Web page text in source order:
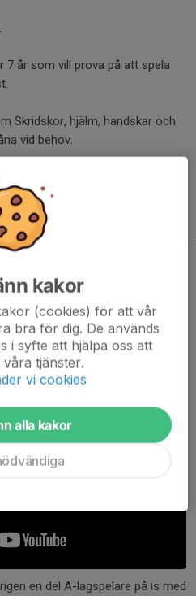
7 år som vill prova på att spela
Skridskor, hjälm, handskar och
vid behov.
en del A-lagspelare på is med
kakor
(cookies) för att vår
bra för dig. De används
i syfte att hjälpa oss att
tjänster.
vi cookies
alla kakor